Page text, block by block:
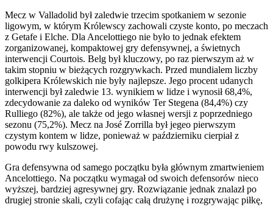
Mecz w Valladolid był zaledwie trzecim spotkaniem w sezonie
ligowym, w którym Królewscy zachowali czyste konto, po meczach
z Getafe i Elche. Dla Ancelottiego nie było to jednak efektem
zorganizowanej, kompaktowej gry defensywnej, a świetnych
interwencji Courtois. Belg był kluczowy, po raz pierwszym aż w
takim stopniu w bieżących rozgrywkach. Przed mundialem liczby
golkipera Królewskich nie były najlepsze. Jego procent udanych
interwencji był zaledwie 13. wynikiem w lidze i wynosił 68,4%,
zdecydowanie za daleko od wyników Ter Stegena (84,4%) czy
Rulliego (82%), ale także od jego własnej wersji z poprzedniego
sezonu (75,2%). Mecz na José Zorrilla był jegeo pierwszym
czystym kontem w lidze, ponieważ w październiku cierpiał z
powodu rwy kulszowej.
Gra defensywna od samego początku była głównym zmartwieniem
Ancelottiego. Na początku wymagał od swoich defensorów nieco
wyższej, bardziej agresywnej gry. Rozwiązanie jednak znalazł po
drugiej stronie skali, czyli cofając całą drużynę i rozgrywając piłkę,